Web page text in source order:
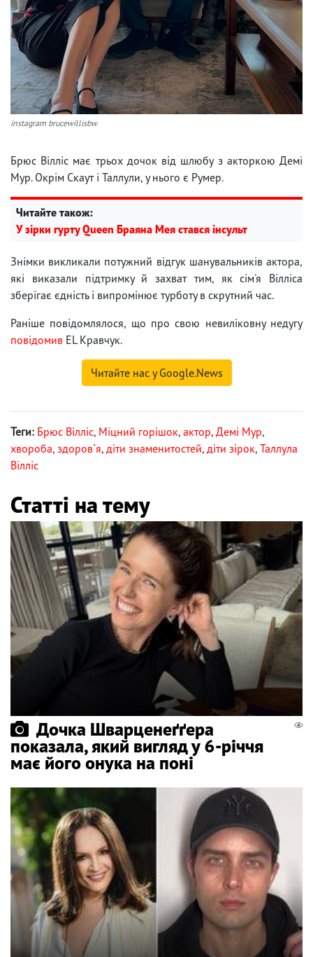
instagram brucewillisbw
Брюс Вілліс має трьох дочок від шлюбу з акторкою Демі
Мур. Окрім Скаут і Таллули, у нього є Румер.
Читайте також:
У зірки гурту Queen Браяна Мея стався інсульт
Знімки викликали потужний відгук шанувальників актора,
які виказали підтримку й захват тим, як сім'я Вілліса
зберігає єдність і випромінює турботу в скрутний час.
Раніше повідомлялося, що про свою невиліковну недугу
повідомив EL Кравчук.
Читайте нас у Google.News
Теги: Брюс Вілліс, Міцний горішок, актор, Демі Мур,
хвороба, здоров`я, діти знаменитостей, діти зірок, Таллула
Вілліс
Статті на тему
Дочка Шварценеґґера
показала, який вигляд у 6-річчя
має його онука на поні